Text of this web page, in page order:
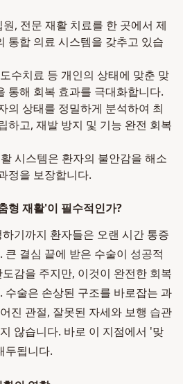
, 전문 재활 치료를 한 곳에서 제
통합 의료 시스템을 갖추고 있습
수치료 등 개인의 상태에 맞춘 맞
통해 회복 효과를 극대화합니다.
의 상태를 정밀하게 분석하여 최
하고, 재발 방지 및 기능 완전 회복
시스템은 환자의 불안감을 해소
정을 보장합니다.
형 재활'이 필수적인가?
기까지 환자들은 오랜 시간 통증
결심 끝에 받은 수술이 성공적
감을 주지만, 이것이 완전한 회복
수술은 손상된 구조를 바로잡는 과
진 관절, 잘못된 자세와 보행 습관
않습니다. 바로 이 지점에서 '맞
두됩니다.